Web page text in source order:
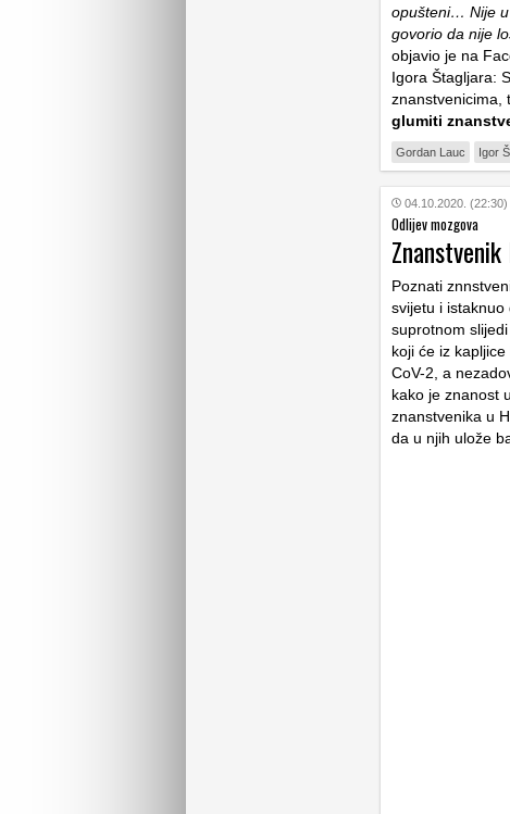
opušteni… Nije
govorio da nije
objavio je na
Igora Štagljara:
znanstvenicima,
glumiti
Gordan Lauc Igor
04.10.2020. (22:30)
Odlijev mozgova
Poznati
svijetu i
suprotnom
koji će iz
CoV-2, a
kako je znanost
znanstvenika u
da u njih ulože